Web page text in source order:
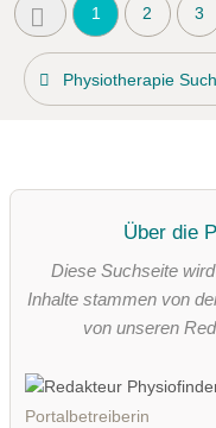
1 2 3
Physiotherapie
Über die
Diese Suchseite
Inhalte stammen von
von unseren
Portalbetreiberin